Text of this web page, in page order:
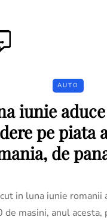
AUTO
iunie
pe piata
de
in luna iunie romanii
masini, anul acesta,